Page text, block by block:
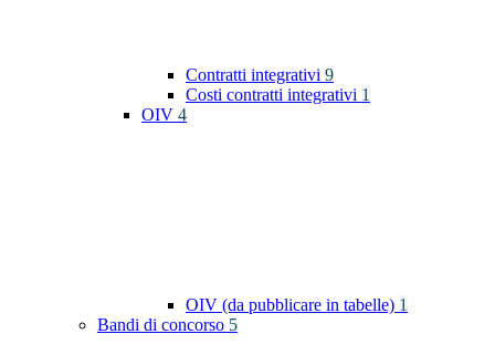
Contratti integrativi 9
Costi contratti integrativi 1
OIV 4
OIV (da pubblicare in tabelle) 1
Bandi di concorso 5